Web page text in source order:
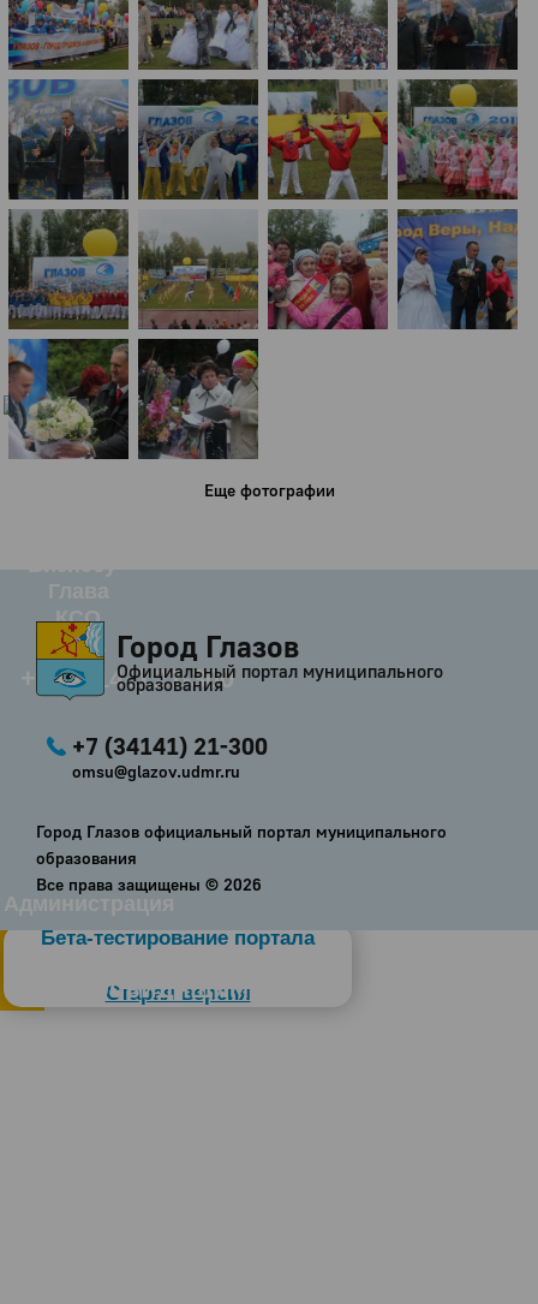
Город
Глазов
Официальный портал
муниципального
образования
История
Настоящее
Бизнесу
Глава
КСО
Дума
+7 (34141) 21-300
Администрация
Бета-тестирование портала
Старая версия
Слабовидящим
Еще фотографии
Город Глазов
Официальный портал муниципального
образования
+7 (34141) 21-300
omsu@glazov.udmr.ru
Город Глазов официальный портал муниципального
образования
Все права защищены © 2026